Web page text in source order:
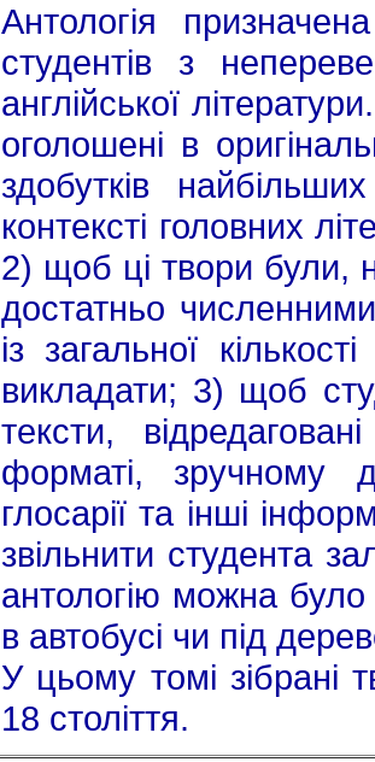
Антологія
студентів з
англійської
оголошені в
здобутків
контексті головних
2) щоб ці твори були,
достатньо
із загальної
викладати; 3) щоб
тексти,
форматі, зручному
глосарії та інші
звільнити студента
антологію можна було
в автобусі чи під
У цьому томі зібрані
18 століття.